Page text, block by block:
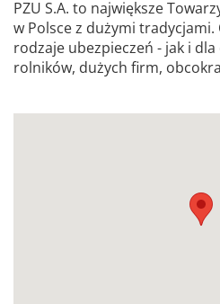
PZU S.A. to największe
w Polsce z dużymi
rodzaje ubezpieczeń - jak i
rolników, dużych firm,